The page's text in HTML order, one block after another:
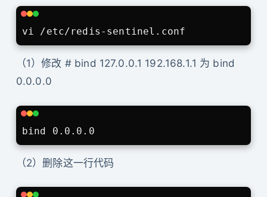
（1）修改 # bind 127.0.0.1 192.168.1.1 为 bind
0.0.0.0
（2）删除这一行代码